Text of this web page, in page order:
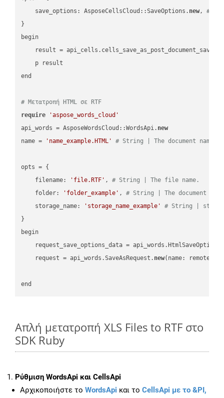
    save_options: AsposeCellsCloud::SaveOptions.
new, #
}
begin
result =
    p result
end
# Μετατροπή HTML σε RTF
require
'aspose_words_cloud'
api_words = AsposeWordsCloud::WordsApi. new
name =
'name_example.HTML' # String | The document name.
opts = {
    filename:
'file.RTF' , # String | The file name.
    folder:
'folder_example' , # String | The document
    storage_name:
'storage_name_example'
# String |
}
begin
request_save_options_data =
    request = api_words.SaveAsRequest.
new(name:
Απλή μετατροπή XLS Files to RTF στο
SDK Ruby
Ρύθμιση WordsApi και CellsApi
Αρχικοποιήστε το WordsApi και το CellsApi με το &PI,